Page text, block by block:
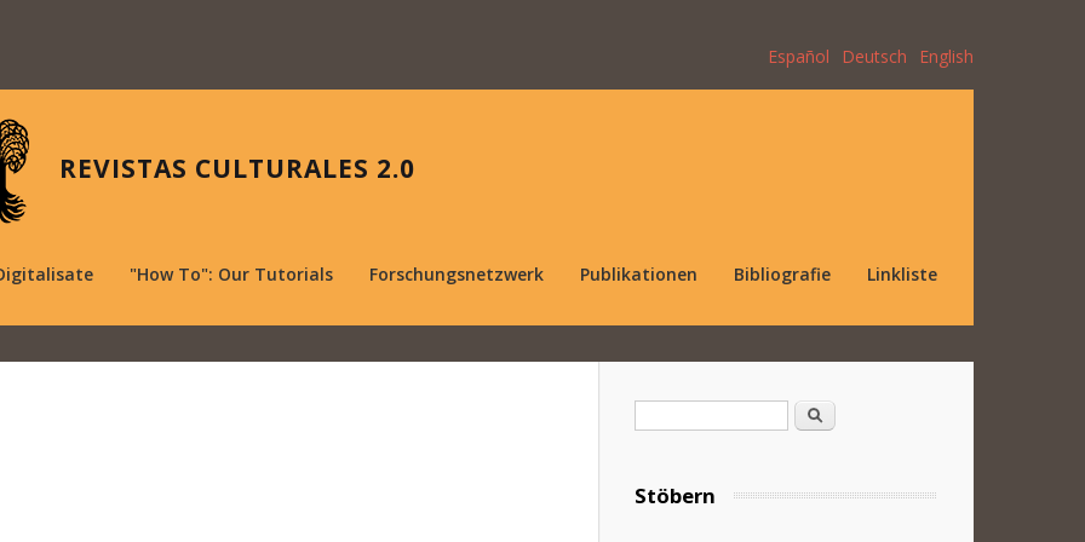
Español Deutsch English
REVISTAS CULTURALES 2.0
"How To": Our Tutorials Forschungsnetzwerk Publikationen Bibliografie Linkliste
Suche
Stöbern